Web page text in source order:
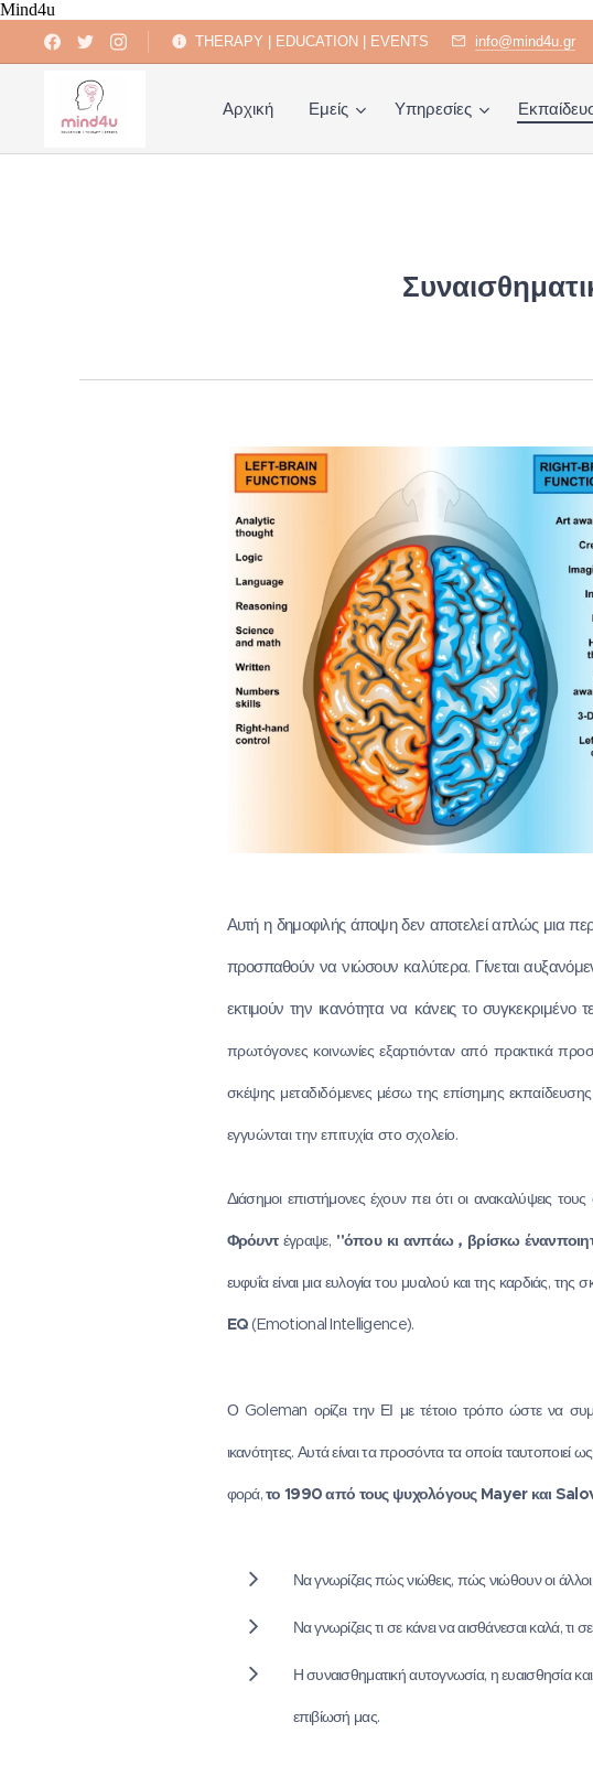
Mind4u
THERAPY | EDUCATION | EVENTS info@mind4u.gr
Αρχική Εμείς Υπηρεσίες
Αυτή η δημοφιλής άποψη δεν αποτελεί απλώς μια
προσπαθούν να νιώσουν καλύτερα. Γίνεται
εκτιμούν την ικανότητα να κάνεις το συγκεκριμένο
πρωτόγονες κοινωνίες εξαρτιόνταν από πρακτικά
σκέψης μεταδιδόμενες μέσω της επίσημης εκπαίδευσης.
εγγυώνται την επιτυχία στο σχολείο.
Διάσημοι επιστήμονες έχουν πει ότι οι ανακαλύψεις
Φρόυντέγραψε, "όπου κι ανπάω, βρίσκω
ευφυΐα είναι μια ευλογία του μυαλού και της καρδιάς,
EQ (Emotional Intelligence).
Ο Goleman ορίζει την ΕΙ με τέτοιο τρόπο ώστε να
ικανότητες. Αυτά είναι τα προσόντα τα οποία
φορά,το 1990 από τους ψυχολόγους Mayerκαι
Να γνωρίζεις πώς νιώθεις, πώς νιώθουν οι άλλοι
Να γνωρίζεις τι σε κάνει να αισθάνεσαι καλά,
Η συναισθηματική αυτογνωσία, η ευαισθησία
επιβίωσή μας.